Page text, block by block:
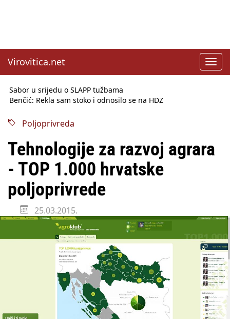
Virovitica.net
Sabor u srijedu o SLAPP tužbama
Benčić: Rekla sam stoko i odnosilo se na HDZ
godine
Sindikati traže zaštitu plaća od inflacije, Ćorić pregovore
najavio za jesen
Državni tajnik Rukavina: Hrvatska ima 3,6 milijuna birača
HŽ Infrastruktura: Nesreće na željezničkim prijelazima
prepolovljene
Državni inspektorat opozvao Barebells pločicu - soft protein
bar Coco Choco
Poljoprivreda
Tehnologije za razvoj agrara
- TOP 1.000 hrvatske
poljoprivrede
25.03.2015.